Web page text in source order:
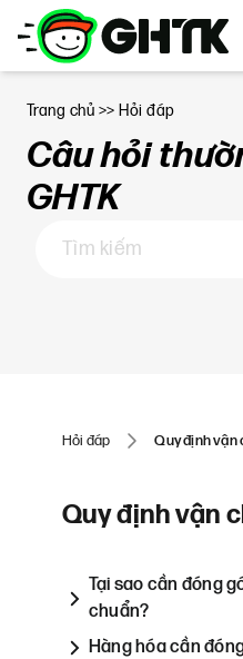
Trang chủ >> Hỏi đáp
Câu hỏi
GHTK
Hỏi đáp Quy định vận
Quy định vận
Tại sao cần đóng
chuẩn?
Hàng hóa cần